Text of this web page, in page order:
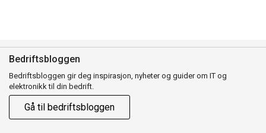
Bedriftsbloggen
Bedriftsbloggen gir deg inspirasjon, nyheter og guider om IT og
elektronikk til din bedrift.
Gå til bedriftsbloggen